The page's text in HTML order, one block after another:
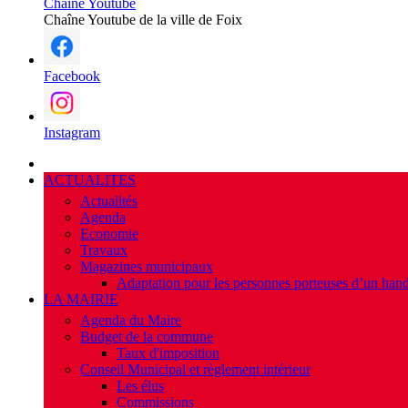
Chaîne Youtube
Chaîne Youtube de la ville de Foix
Facebook
Instagram
ACTUALITES
Actualités
Agenda
Economie
Travaux
Magazines municipaux
Adaptation pour les personnes porteuses d’un
LA MAIRIE
Agenda du Maire
Budget de la commune
Taux d'imposition
Conseil Municipal et règlement intérieur
Les élus
Commissions